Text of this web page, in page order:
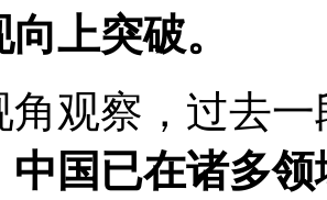
上突破。
角观察，过去
中国已在诸多